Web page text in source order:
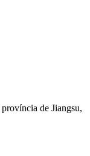
de Jiangsu,